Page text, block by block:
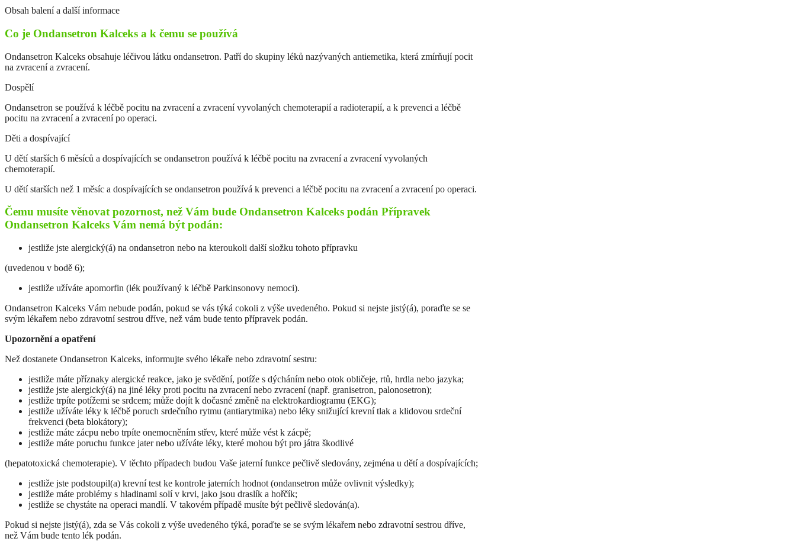
Obsah balení a další informace
Co je Ondansetron Kalceks a k čemu se používá
Ondansetron Kalceks obsahuje léčivou látku ondansetron. Patří do skupiny léků nazývaných antiemetika, která zmírňují pocit
na zvracení a zvracení.
Dospělí
Ondansetron se používá k léčbě pocitu na zvracení a zvracení vyvolaných chemoterapií a radioterapií, a k prevenci a léčbě
pocitu na zvracení a zvracení po operaci.
Děti a dospívající
U dětí starších 6 měsíců a dospívajících se ondansetron používá k léčbě pocitu na zvracení a zvracení vyvolaných
chemoterapií.
U dětí starších než 1 měsíc a dospívajících se ondansetron používá k prevenci a léčbě pocitu na zvracení a zvracení po operaci.
Čemu musíte věnovat pozornost, než Vám bude Ondansetron Kalceks podán Přípravek
Ondansetron Kalceks Vám nemá být podán:
jestliže jste alergický(á) na ondansetron nebo na kteroukoli další složku tohoto přípravku
(uvedenou v bodě 6);
jestliže užíváte apomorfin (lék používaný k léčbě Parkinsonovy nemoci).
Ondansetron Kalceks Vám nebude podán, pokud se vás týká cokoli z výše uvedeného. Pokud si nejste jistý(á), poraďte se se
svým lékařem nebo zdravotní sestrou dříve, než vám bude tento přípravek podán.
Upozornění a opatření
Než dostanete Ondansetron Kalceks, informujte svého lékaře nebo zdravotní sestru:
jestliže máte příznaky alergické reakce, jako je svědění, potíže s dýcháním nebo otok obličeje, rtů, hrdla nebo jazyka;
jestliže jste alergický(á) na jiné léky proti pocitu na zvracení nebo zvracení (např. granisetron, palonosetron);
jestliže trpíte potížemi se srdcem; může dojít k dočasné změně na elektrokardiogramu (EKG);
jestliže užíváte léky k léčbě poruch srdečního rytmu (antiarytmika) nebo léky snižující krevní tlak a klidovou srdeční
frekvenci (beta blokátory);
jestliže máte zácpu nebo trpíte onemocněním střev, které může vést k zácpě;
jestliže máte poruchu funkce jater nebo užíváte léky, které mohou být pro játra škodlivé
(hepatotoxická chemoterapie). V těchto případech budou Vaše jaterní funkce pečlivě sledovány, zejména u dětí a dospívajících;
jestliže jste podstoupil(a) krevní test ke kontrole jaterních hodnot (ondansetron může ovlivnit výsledky);
jestliže máte problémy s hladinami solí v krvi, jako jsou draslík a hořčík;
jestliže se chystáte na operaci mandlí. V takovém případě musíte být pečlivě sledován(a).
Pokud si nejste jistý(á), zda se Vás cokoli z výše uvedeného týká, poraďte se se svým lékařem nebo zdravotní sestrou dříve,
než Vám bude tento lék podán.